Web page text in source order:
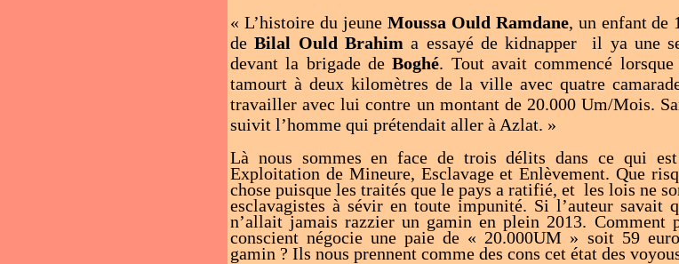
« L’histoire du jeune Moussa Ould Ramdane, un enfant de
deBilal Ould Brahim a essayé de kidnapper il ya une
devant la brigade deBoghé. Tout avait commencé
tamourt à deux kilomètres de la ville avec quatre
travailler avec lui contre un montant de 20.000 Um/Mois.
suivit l’homme qui prétendait aller à Azlat. »
Là nous sommes en face de trois délits dans ce qui
Exploitation de Mineure, Esclavage et Enlèvement. Que
chose puisque les traités que le pays a ratifié, et les lois ne
esclavagistes à sévir en toute impunité. Si l’auteur savait
n’allait jamais razzier un gamin en plein 2013. Comment
conscient négocie une paie de « 20.000UM » soit 59
gamin ? Ils nous prennent comme des cons cet état des